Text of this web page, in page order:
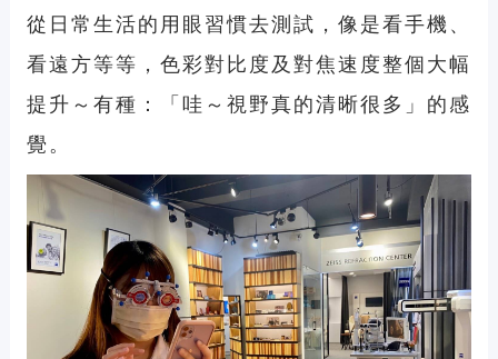
從日常生活的用眼習慣去測試，像是看手機、
看遠方等等，色彩對比度及對焦速度整個大幅
提升～有種：「哇～視野真的清晰很多」的感
覺。